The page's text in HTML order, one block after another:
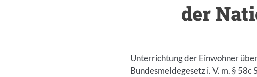
der
Inhalt
Unterrichtung der Einwohner
Bundesmeldegesetz i. V. m. §